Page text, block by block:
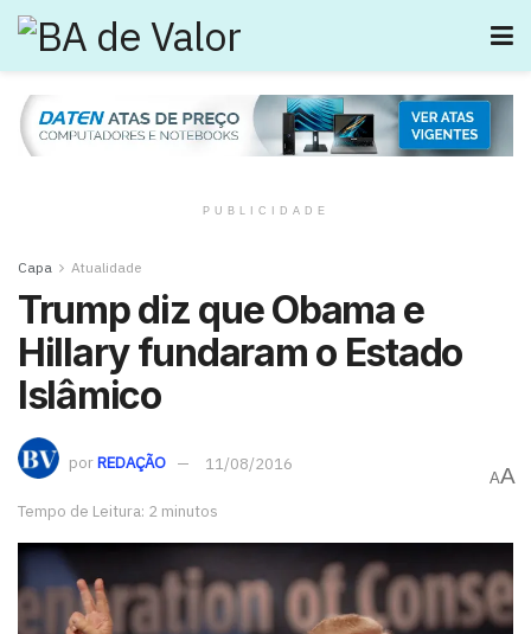
PUBLICIDADE
Capa Atualidade
Trump diz que Obama e
Hillary fundaram o Estado
Islâmico
porREDAÇÃO 11/08/2016
Tempo de Leitura: 2 minutos
AA